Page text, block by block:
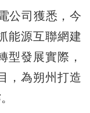
司獲悉，今
能源互聯網建
型發展實際，
，為朔州打造